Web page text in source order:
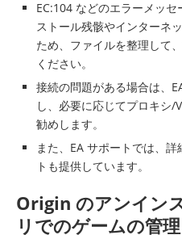
EC:104 などのエラーメッ
ストール残骸やインターネ
ため、ファイルを整理して
ください。
接続の問題がある場合は、
し、必要に応じてプロキシ/
勧めします。
また、EA サポートでは、
トも提供しています。
Origin のアンイン
リでのゲームの管理